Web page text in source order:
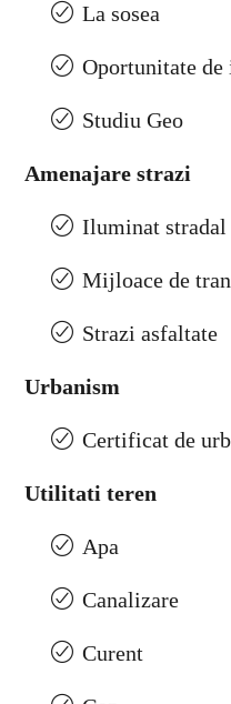
La sosea
Oportunitate
Studiu Geo
Amenajare strazi
Iluminat stradal
Mijloace de
Strazi asfaltate
Urbanism
Certificat de
Utilitati teren
Apa
Canalizare
Curent